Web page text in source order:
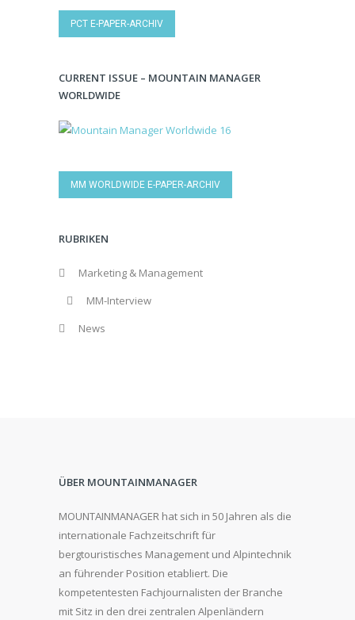
PCT E-PAPER-ARCHIV
CURRENT ISSUE – MOUNTAIN MANAGER
WORLDWIDE
MM WORLDWIDE E-PAPER-ARCHIV
RUBRIKEN
Marketing & Management
MM-Interview
News
ÜBER MOUNTAINMANAGER
MOUNTAINMANAGER hat sich in 50 Jahren als die
internationale Fachzeitschrift für
bergtouristisches Management und Alpintechnik
an führender Position etabliert. Die
kompetentesten Fachjournalisten der Branche
mit Sitz in den drei zentralen Alpenländern